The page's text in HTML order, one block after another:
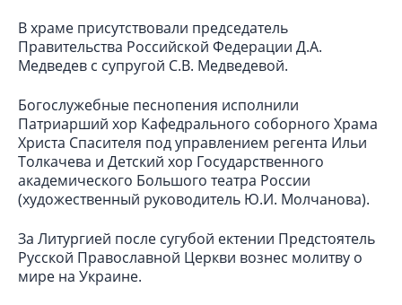
В храме присутствовали председатель
Правительства Российской Федерации Д.А.
Медведев с супругой С.В. Медведевой.
Богослужебные песнопения исполнили
Патриарший хор Кафедрального соборного Храма
Христа Спасителя под управлением регента Ильи
Толкачева и Детский хор Государственного
академического Большого театра России
(художественный руководитель Ю.И. Молчанова).
За Литургией после сугубой ектении Предстоятель
Русской Православной Церкви вознес молитву о
мире на Украине.